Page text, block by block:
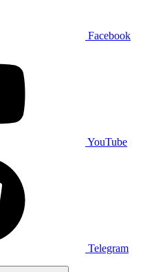
Facebook
YouTube
Telegram